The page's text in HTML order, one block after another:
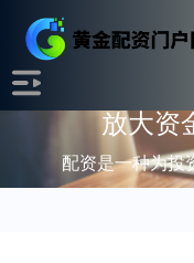
放大资
配资是一种为投